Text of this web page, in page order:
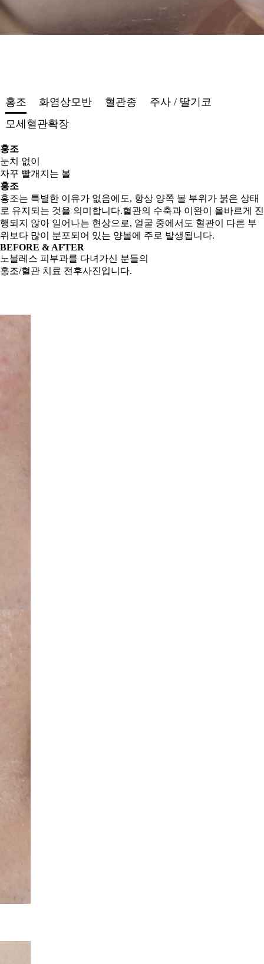
홍조 화염상모반 혈관종
주사 / 딸기코
모세혈관확장
홍조
눈치 없이
자꾸 빨개지는 볼
홍조
홍조는 특별한 이유가 없음에도, 항상 양쪽 볼 부위가 붉은 상태
로 유지되는 것을 의미합니다.혈관의 수축과 이완이 올바르게 진
행되지 않아 일어나는 현상으로, 얼굴 중에서도 혈관이 다른 부
위보다 많이 분포되어 있는 양볼에 주로 발생됩니다.
BEFORE & AFTER
노블레스 피부과를 다녀가신 분들의
홍조/혈관 치료 전후사진입니다.